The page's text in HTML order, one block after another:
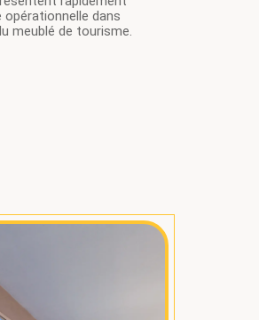
opérationnelle dans
meublé de tourisme.